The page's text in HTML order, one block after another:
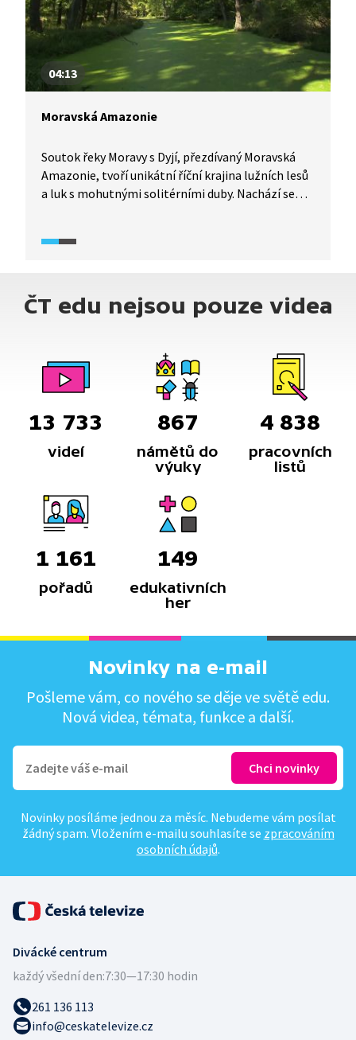
04:13
Moravská Amazonie
Soutok řeky Moravy s Dyjí, přezdívaný Moravská
Amazonie, tvoří unikátní říční krajina lužních lesů
a luk s mohutnými solitérními duby. Nachází se
2000 a biosférickou rezervací UNESCO. Zatím však
České lesy v této lokalitě je dlouhodobě kritizován
ekology, vědci i státní ochranou přírody, neboť
ekosystému.
ČT edu nejsou pouze videa
13 733
videí
867
námětů do
výuky
4 838
pracovních
listů
1 161
pořadů
149
edukativních
her
Novinky na e-mail
Pošleme vám, co nového se děje ve světě edu.
Nová videa, témata, funkce a další.
Novinky posíláme jednou za měsíc. Nebudeme vám posílat
žádný spam. Vložením e-mailu souhlasíte se zpracováním
osobních údajů.